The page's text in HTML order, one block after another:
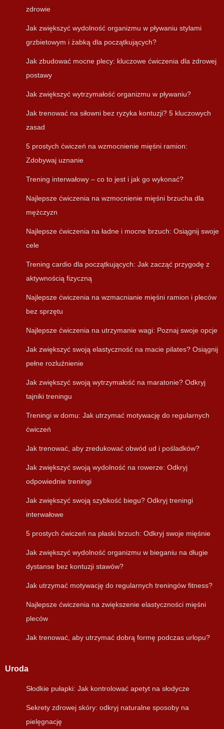
zdrowie
Jak zwiększyć wydolność organizmu w pływaniu stylami
grzbietowym i żabką dla początkujących?
Jak zbudować mocne plecy: kluczowe ćwiczenia dla zdrowej
postawy
Jak zwiększyć wytrzymałość organizmu w pływaniu?
Jak trenować na siłowni bez ryzyka kontuzji? 5 kluczowych
zasad
5 prostych ćwiczeń na wzmocnienie mięśni ramion:
Zdobywaj uznanie
Trening interwałowy – co to jest i jak go wykonać?
Najlepsze ćwiczenia na wzmocnienie mięśni brzucha dla
mężczyzn
Najlepsze ćwiczenia na ładne i mocne brzuch: Osiągnij swoje
cele
Trening cardio dla początkujących: Jak zacząć przygodę z
aktywnością fizyczną
Najlepsze ćwiczenia na wzmacnianie mięśni ramion i pleców
bez sprzętu
Najlepsze ćwiczenia na utrzymanie wagi: Poznaj swoje opcje
Jak zwiększyć swoją elastyczność na macie pilates? Osiągnij
pełne rozluźnienie
Jak zwiększyć swoją wytrzymałość na maratonie? Odkryj
tajniki treningu
Treningi w domu: Jak utrzymać motywację do regularnych
ćwiczeń
Jak trenować, aby zredukować obwód ud i pośladków?
Jak zwiększyć swoją wydolność na rowerze: Odkryj
odpowiednie treningi
Jak zwiększyć swoją szybkość biegu? Odkryj treningi
interwałowe
5 prostych ćwiczeń na płaski brzuch: Odkryj swoje mięśnie
Jak zwiększyć wydolność organizmu w bieganiu na długie
dystanse bez kontuzji stawów?
Jak utrzymać motywację do regularnych treningów fitness?
Najlepsze ćwiczenia na zwiększenie elastyczności mięśni
pleców
Jak trenować, aby utrzymać dobrą formę podczas urlopu?
Uroda
Słodkie pułapki: Jak kontrolować apetyt na słodycze
Sekrety zdrowej skóry: odkryj naturalne sposoby na
pielęgnację